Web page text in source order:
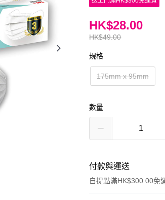
HK$49.00
HK$28.00
規格
175mm x 95mm
數量
付款與運送
自提點滿HK$300.00免